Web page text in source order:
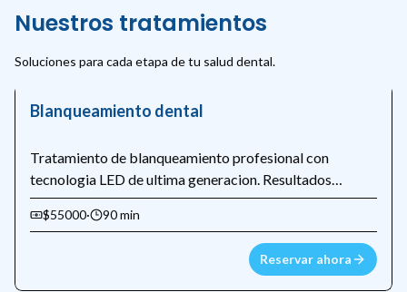
Nuestros tratamientos
Soluciones para cada etapa de tu salud dental.
Blanqueamiento dental
Tratamiento de blanqueamiento profesional con
tecnologia LED de ultima generacion. Resultados
visibles desde la primera sesion, hasta 8 tonos mas
blancos.
$55000· 90 min
Reservar ahora